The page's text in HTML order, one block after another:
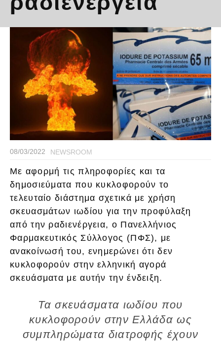
08/03/2022 NEWSROOM
Με αφορμή τις πληροφορίες και τα
δημοσιεύματα που κυκλοφορούν το
τελευταίο διάστημα σχετικά με χρήση
σκευασμάτων ιωδίου για την προφύλαξη
από την ραδιενέργεια, ο Πανελλήνιος
Φαρμακευτικός Σύλλογος (ΠΦΣ), με
ανακοίνωσή του, ενημερώνει ότι δεν
κυκλοφορούν στην ελληνική αγορά
σκευάσματα με αυτήν την ένδειξη.
Τα σκευάσματα ιωδίου που
κυκλοφορούν στην Ελλάδα ως
συμπληρώματα διατροφής έχουν